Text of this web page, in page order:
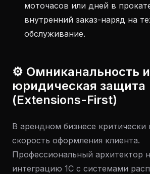
моточасов или дней в
внутренний заказ-наряд на
обслуживание.
⚙️ Омниканальность и
юридическая защита
(Extensions-First)
В арендном бизнесе критически
скорость оформления клиента.
Профессиональный архитектор
интеграцию 1С с системами